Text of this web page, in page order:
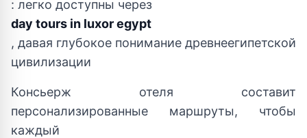
: легко доступны через
day tours in luxor egypt
, давая глубокое понимание древнеегипетской
цивилизации
Консьерж отеля составит
персонализированные маршруты, чтобы
каждый